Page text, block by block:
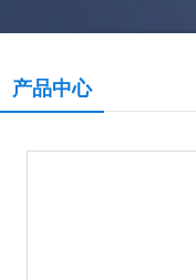
产品中心